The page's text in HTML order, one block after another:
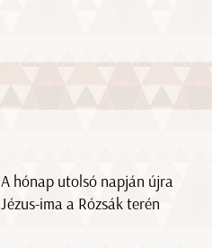
A hónap utolsó napján újra
Jézus-ima a Rózsák terén